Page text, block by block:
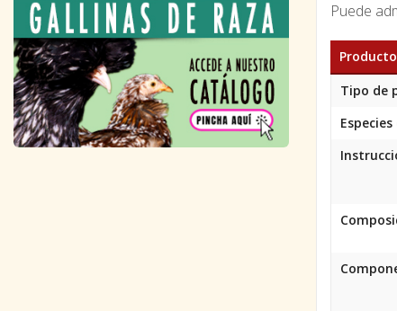
Puede
Tipo de